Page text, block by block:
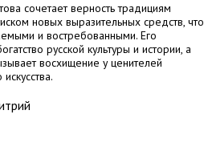
сочетает верность традициям
новых выразительных средств, что
и востребованными. Его
русской культуры и истории, а
восхищение у ценителей